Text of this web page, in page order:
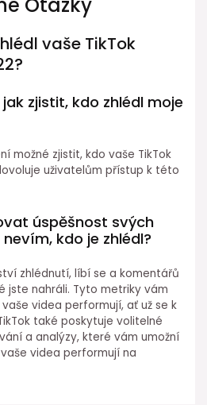
Otázky
vaše TikTok
jak zjistit, kdo zhlédl moje
možné zjistit, kdo vaše TikTok
uživatelům přístup k této
úspěšnost svých
kdo je zhlédl?
zhlédnutí, líbí se a komentářů
jste nahráli. Tyto metriky vám
videa performují, ať už se k
také poskytuje volitelné
a analýzy, které vám umožní
videa performují na